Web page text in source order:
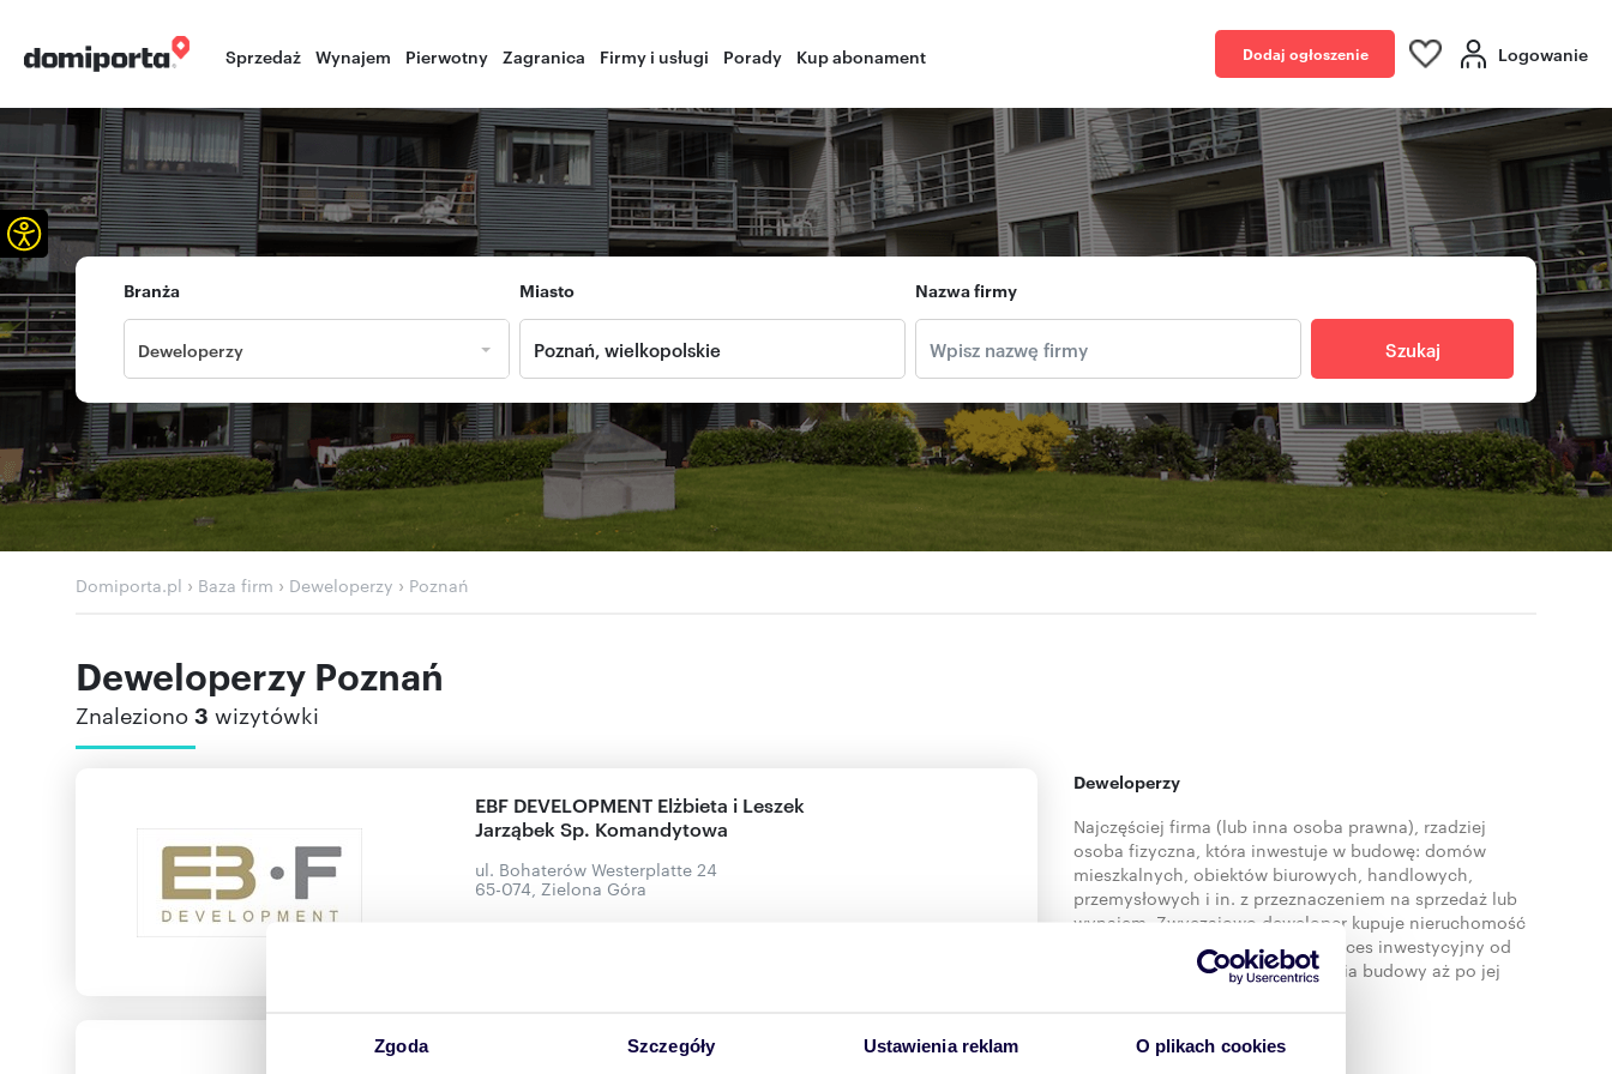
Zgoda Szczegóły Ustawienia reklam O plikach cookies
Sprzedaż Wynajem Pierwotny Zagranica Firmy i usługi Porady Kup abonament Dodaj ogłoszenie Logowanie
Branża
Deweloperzy
Miasto Nazwa firmy
Szukaj
Domiporta.pl › Baza firm › Deweloperzy › Poznań
Deweloperzy Poznań
Znaleziono 3 wizytówki
EBF DEVELOPMENT Elżbieta i Leszek
Jarząbek Sp. Komandytowa
ul. Bohaterów Westerplatte 24
65-074, Zielona Góra
Konimpex-Invest Sp. z o.o.
Deweloperzy
Najczęściej firma (lub inna osoba prawna), rzadziej
osoba fizyczna, która inwestuje w budowę: domów
mieszkalnych, obiektów biurowych, handlowych,
przemysłowych i in. z przeznaczeniem na sprzedaż lub
wynajem. Zwyczajowo deweloper kupuje nieruchomość
(np. działkę), nadzoruje pełny proces inwestycyjny od
fazy projektowania do zakończenia budowy aż po jej
Miejscowości
Otwórz pasek narzędzi